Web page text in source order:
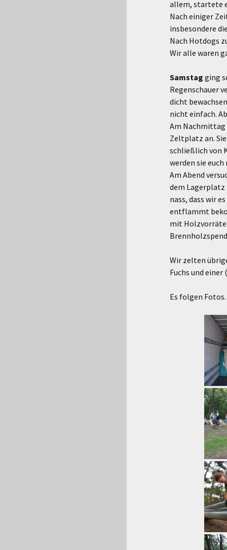
allem, startete
Nach einiger
insbesondere
Nach Hotdogs
Wir alle waren
Samstag ging
Regenschauer
dicht
nicht einfach.
Am
Zeltplatz an.
schließlich von
werden sie
Am Abend
dem Lagerplatz
nass, dass wir
entflammt
mit
Wir zelten
Fuchs und
Es folgen Fotos.